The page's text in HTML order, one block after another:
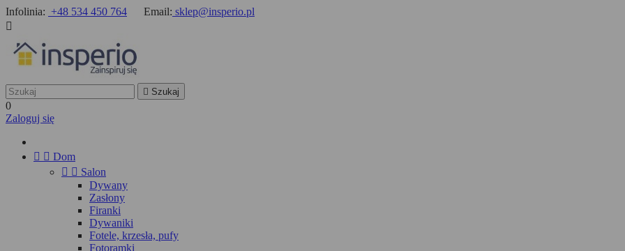
Infolinia: +48 534 450 764 Email: sklep@insperio.pl

 Szukaj
0
Zaloguj się
  Dom
  Salon
Dywany
Zasłony
Firanki
Dywaniki
Fotele, krzesła, pufy
Fotoramki